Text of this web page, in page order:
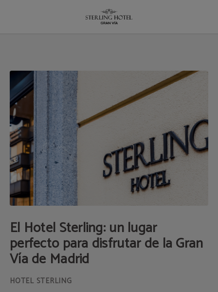
El Hotel Sterling: un lugar
perfecto para disfrutar de la Gran
Vía de Madrid